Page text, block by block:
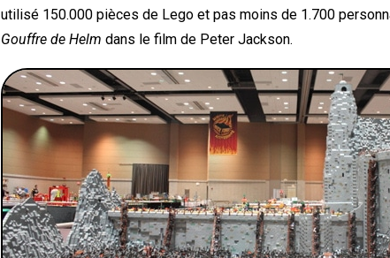
utilisé 150.000 pièces de Lego et pas moins de 1.700
Gouffre de Helm dans le film de Peter Jackson.